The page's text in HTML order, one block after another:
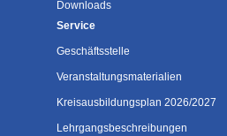
Downloads
Service
Geschäftsstelle
Veranstaltungsmaterialien
Kreisausbildungsplan 2026/2027
Lehrgangsbeschreibungen